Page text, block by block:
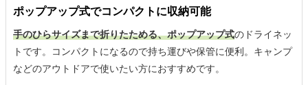
ポップアップ式でコンパクトに収納可能
手のひらサイズまで折りたためる、ポップアップ式のドライネッ
トです。コンパクトになるので持ち運びや保管に便利。キャンプ
などのアウトドアで使いたい方におすすめです。